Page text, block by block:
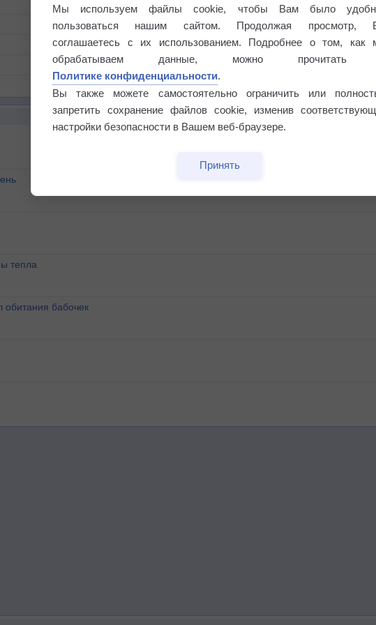
тепла
бабочек
Мы используем файлы cookie, чтобы Вам было
пользоваться нашим сайтом. Продолжая просмотр,
соглашаетесь с их использованием. Подробнее о том, как
обрабатываем данные, можно прочитать
Политике конфиденциальности.
Вы также можете самостоятельно ограничить или
запретить сохранение файлов cookie, изменив
настройки безопасности в Вашем веб-браузере.
Принять